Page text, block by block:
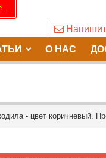
О НАС
- цвет коричневый.